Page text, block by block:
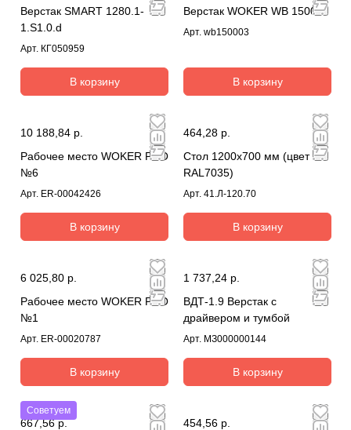
Верстак SMART 1280.1-
1.S1.0.d
Арт. КГ050959
В корзину
Верстак WOKER WB 1500/3
Арт. wb150003
В корзину
10 188,84 р.
Рабочее место WOKER PRO
№6
Арт. ER-00042426
В корзину
464,28 р.
Стол 1200х700 мм (цвет
RAL7035)
Арт. 41.Л-120.70
В корзину
6 025,80 р.
Рабочее место WOKER PRO
№1
Арт. ER-00020787
В корзину
1 737,24 р.
ВДТ-1.9 Верстак с
драйвером и тумбой
Арт. МЗ000000144
В корзину
Советуем
667,56 р.
454,56 р.